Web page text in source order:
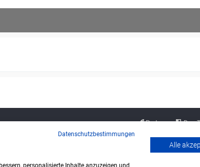
Das
Partner
Datenschutzbestimmungen
personalisierte Inhalte anzuzeigen und
Alle